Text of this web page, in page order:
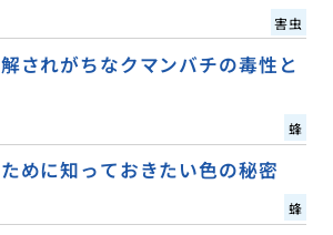
害虫
されがちなクマンバチの毒性と
蜂
めに知っておきたい色の秘密
蜂